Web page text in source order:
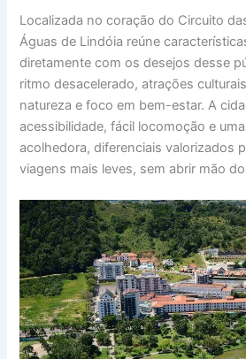
Localizada no coração do Circuito
Águas de Lindóia reúne
diretamente com os desejos desse
ritmo desacelerado, atrações
natureza e foco em bem-estar. A
acessibilidade, fácil locomoção e
acolhedora, diferenciais valorizados
viagens mais leves, sem abrir mão